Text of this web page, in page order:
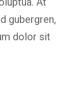
gubergren,
dolor sit